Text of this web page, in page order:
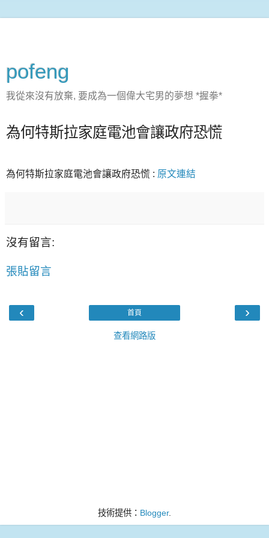
pofeng
我從來沒有放棄, 要成為一個偉大宅男的夢想 *握拳*
為何特斯拉家庭電池會讓政府恐慌
為何特斯拉家庭電池會讓政府恐慌 : 原文連結
沒有留言:
張貼留言
‹ ›
首頁
查看網路版
技術提供： Blogger.